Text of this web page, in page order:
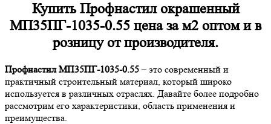
Купить Профнастил окрашенный
МП35ПГ-1035-0.55 цена за м2 оптом и в
розницу от производителя.
Профнастил МП35ПГ-1035-0.55– это современный и
практичный строительный материал, который широко
используется в различных отраслях. Давайте более подробно
рассмотрим его характеристики, область применения и
преимущества.